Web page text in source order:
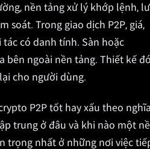
nền tảng xử lý khớp lệnh,
soát. Trong giao dịch P2P, giá,
có danh tính. Sàn hoặc
bên ngoài nền tảng. Thiết kế đó
cho người dùng.
P2P tốt hay xấu theo nghĩa
trung ở đâu và khi nào một
trọng nhất ở những nơi việc